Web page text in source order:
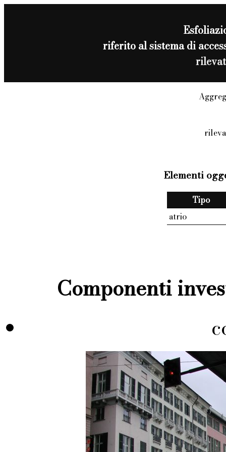
riferito al sistema di
Elementi
Tipo
atrio
Componenti